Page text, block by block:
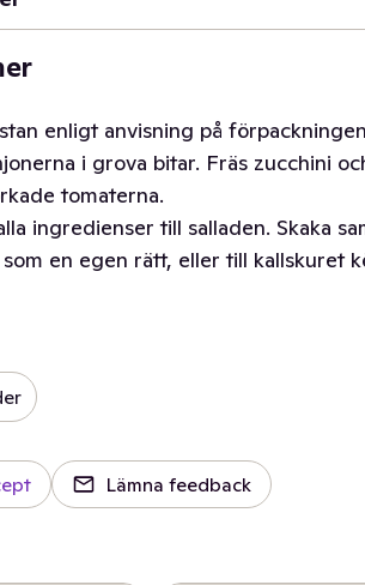
enligt anvisning på
i grova bitar. Fräs zucchini
tomaterna.
ingredienser till salladen. Skaka
en egen rätt, eller till kallskuret
Lämna feedback